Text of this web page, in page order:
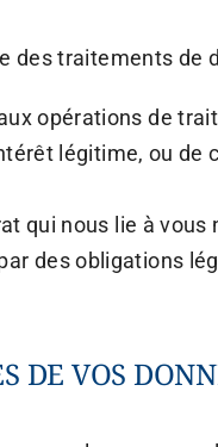
des traitements de
opérations de
légitime, ou
qui nous lie à
des obligations
DE VOS